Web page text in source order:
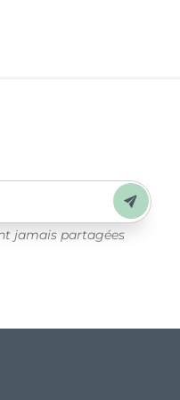
jamais partagées
Envoyer